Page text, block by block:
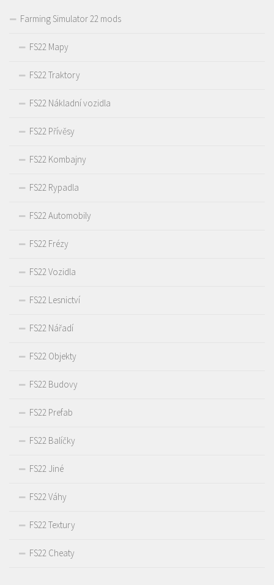
Farming Simulator 22 mods
FS22 Mapy
FS22 Traktory
FS22 Nákladní vozidla
FS22 Přívěsy
FS22 Kombajny
FS22 Rypadla
FS22 Automobily
FS22 Frézy
FS22 Vozidla
FS22 Lesnictví
FS22 Nářadí
FS22 Objekty
FS22 Budovy
FS22 Prefab
FS22 Balíčky
FS22 Jiné
FS22 Váhy
FS22 Textury
FS22 Cheaty